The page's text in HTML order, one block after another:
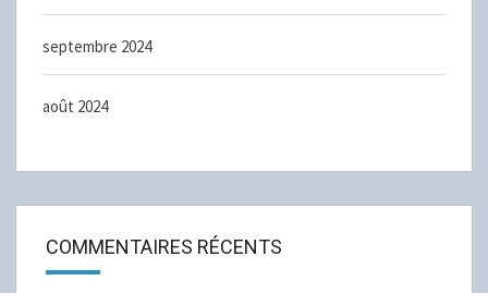
septembre 2024
août 2024
COMMENTAIRES RÉCENTS